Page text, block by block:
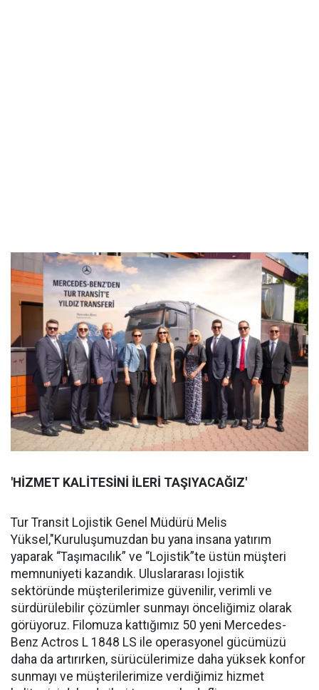
'HİZMET KALİTESİNİ İLERİ TAŞIYACAĞIZ'
Tur Transit Lojistik Genel Müdürü Melis
Yüksel,"Kuruluşumuzdan bu yana insana yatırım
yaparak “Taşımacılık” ve “Lojistik”te üstün müşteri
memnuniyeti kazandık. Uluslararası lojistik
sektöründe müşterilerimize güvenilir, verimli ve
sürdürülebilir çözümler sunmayı önceliğimiz olarak
görüyoruz. Filomuza kattığımız 50 yeni Mercedes-
Benz Actros L 1848 LS ile operasyonel gücümüzü
daha da artırırken, sürücülerimize daha yüksek konfor
sunmayı ve müşterilerimize verdiğimiz hizmet